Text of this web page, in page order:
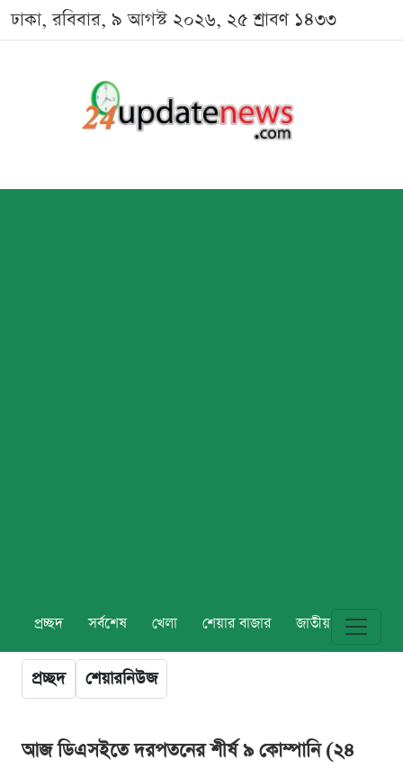
ঢাকা, রবিবার, ৯ আগস্ট ২০২৬, ২৫ শ্রাবণ ১৪৩৩
প্রচ্ছদ সর্বশেষ খেলা শেয়ার বাজার জাতীয় বিশ্ব
প্রচ্ছদ শেয়ারনিউজ
আজ ডিএসইতে দরপতনের শীর্ষ ৯ কোম্পানি (২৪